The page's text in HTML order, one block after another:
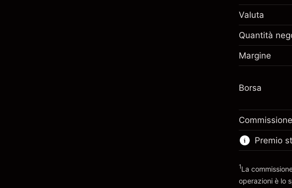
Oneri
Denaro
Vai
Denaro
Vai
Valuta
Quantità
Margine
Borsa
Premio
1La
operazioni è lo